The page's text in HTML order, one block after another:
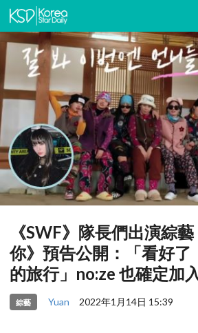
《SWF》隊長們出演綜
你》預告公開：「看好了
的旅行」no:ze 也確定加
綜藝 Yuan 2022年1月14日 15:39